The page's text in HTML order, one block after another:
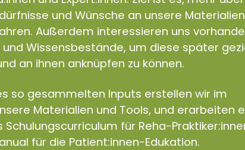
und Wünsche an unsere
Außerdem interessieren uns
und Wissensbestände, um diese später
an ihnen anknüpfen zu können.
so gesammelten Inputs erstellen wir im
Materialien und Tools, und erarbeiten
Schulungscurriculum für Reha-
für die Patient:innen-Edukation.